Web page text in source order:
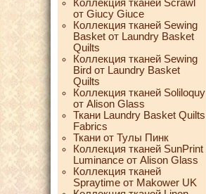
Коллекция тканей Scrawl
от Giucy Giuce
Коллекция тканей Sewing
Basket от Laundry Basket
Quilts
Коллекция тканей Sewing
Bird от Laundry Basket
Quilts
Коллекция тканей Soliloquy
от Alison Glass
Ткани Laundry Basket Quilts
Fabrics
Ткани от Тулы Пинк
Коллекция тканей SunPrint
Luminance от Alison Glass
Коллекция тканей
Spraytime от Makower UK